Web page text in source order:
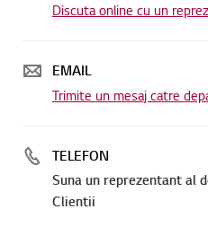
Discuta online cu un
EMAIL
Trimite un mesaj catre
TELEFON
Suna un reprezentant al
Clientii